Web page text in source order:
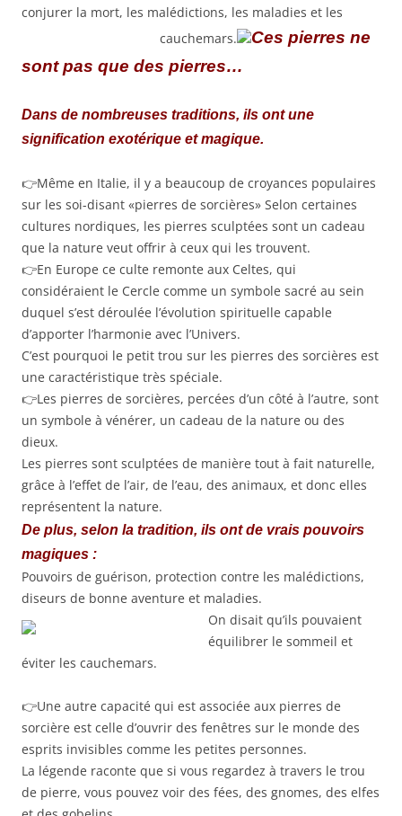
conjurer la mort, les malédictions, les maladies et les
cauchemars.
Ces pierres ne
sont pas que des pierres…
Dans de nombreuses traditions, ils ont une
signification exotérique et magique.
👉Même en Italie, il y a beaucoup de croyances populaires
sur les soi-disant «pierres de sorcières» Selon certaines
cultures nordiques, les pierres sculptées sont un cadeau
que la nature veut offrir à ceux qui les trouvent.
👉En Europe ce culte remonte aux Celtes, qui
considéraient le Cercle comme un symbole sacré au sein
duquel s’est déroulée l’évolution spirituelle capable
d’apporter l’harmonie avec l’Univers.
C’est pourquoi le petit trou sur les pierres des sorcières est
une caractéristique très spéciale.
👉Les pierres de sorcières, percées d’un côté à l’autre, sont
un symbole à vénérer, un cadeau de la nature ou des
dieux.
Les pierres sont sculptées de manière tout à fait naturelle,
grâce à l’effet de l’air, de l’eau, des animaux, et donc elles
représentent la nature.
De plus, selon la tradition, ils ont de vrais pouvoirs
magiques :
Pouvoirs de guérison, protection contre les malédictions,
diseurs de bonne aventure et maladies.
On disait qu’ils pouvaient
équilibrer le sommeil et
éviter les cauchemars.
👉Une autre capacité qui est associée aux pierres de
sorcière est celle d’ouvrir des fenêtres sur le monde des
esprits invisibles comme les petites personnes.
La légende raconte que si vous regardez à travers le trou
de pierre, vous pouvez voir des fées, des gnomes, des elfes